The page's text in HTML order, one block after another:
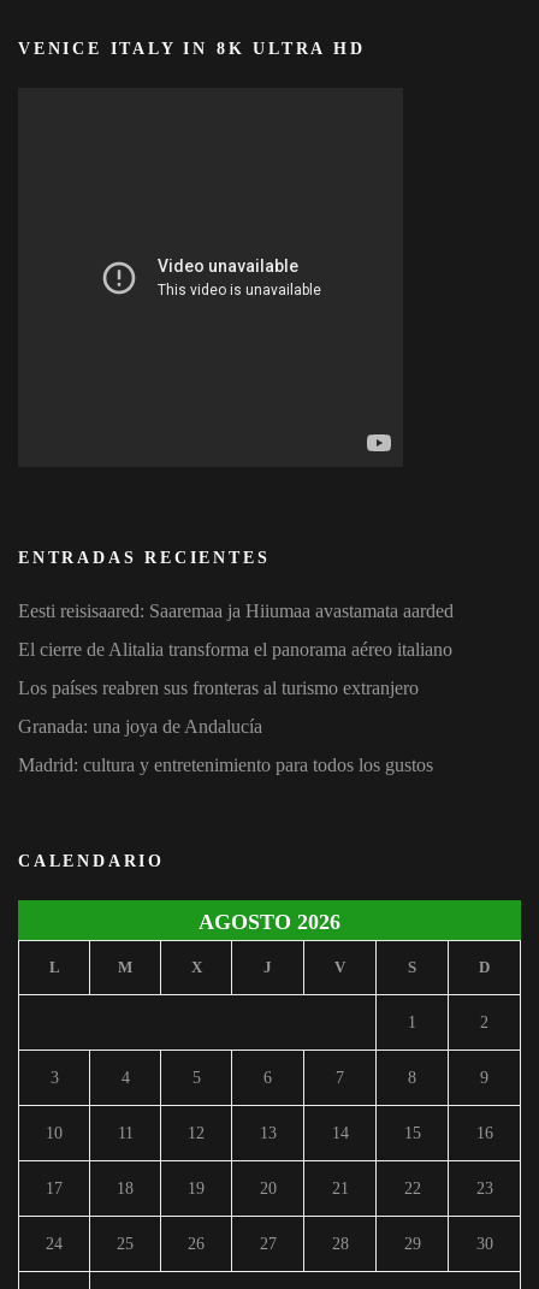
VENICE ITALY IN 8K ULTRA HD
ENTRADAS RECIENTES
Eesti reisisaared: Saaremaa ja Hiiumaa avastamata aarded
El cierre de Alitalia transforma el panorama aéreo italiano
Los países reabren sus fronteras al turismo extranjero
Granada: una joya de Andalucía
Madrid: cultura y entretenimiento para todos los gustos
CALENDARIO
AGOSTO 2026
L M X J V S D
1 2
3 4 5 6 7 8 9
10 11 12 13 14 15 16
17 18 19 20 21 22 23
24 25 26 27 28 29 30